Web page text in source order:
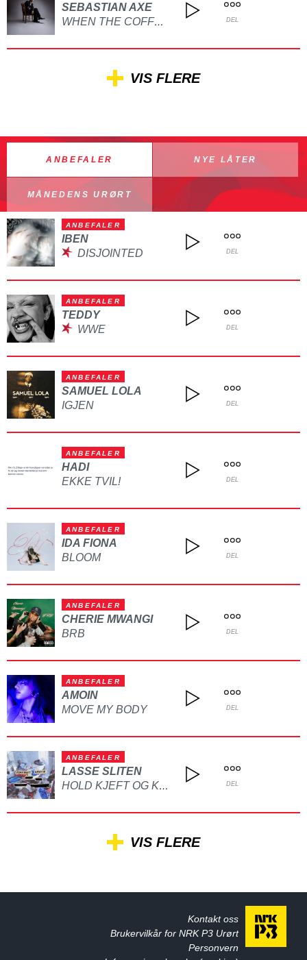
SEBASTIAN AXE
WHEN THE COFFEE GETS COLD DEL
VIS FLERE
ANBEFALER NYE LÅTER
MÅNEDENS URØRT
ANBEFALER
IBEN
DISJOINTED
DEL
ANBEFALER
TEDDY
WWE
DEL
ANBEFALER
SAMUEL LOLA
IGJEN
DEL
ANBEFALER
HADI
EKKE TVIL!
DEL
ANBEFALER
IDA FIONA
BLOOM
DEL
ANBEFALER
CHERIE MWANGI
BRB
DEL
ANBEFALER
AMOIN
MOVE MY BODY
DEL
ANBEFALER
LASSE SLITEN
HOLD KJEFT OG KYSS MEG DEL
VIS FLERE
Kontakt oss
Brukervilkår for NRK P3 Urørt
Personvern